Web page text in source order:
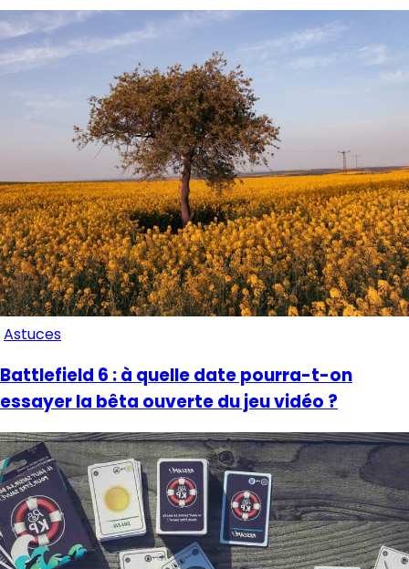
Astuces
Battlefield 6 : à quelle date pourra-t-on
essayer la bêta ouverte du jeu vidéo ?